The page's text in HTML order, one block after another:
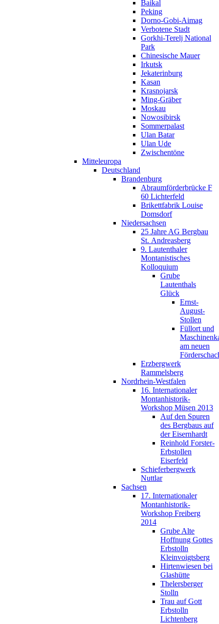
Baikal
Peking
Dorno-Gobi-Aimag
Verbotene Stadt
Gorkhi-Terelj National
Park
Chinesische Mauer
Irkutsk
Jekaterinburg
Kasan
Krasnojarsk
Ming-Gräber
Moskau
Nowosibirsk
Sommerpalast
Ulan Batar
Ulan Ude
Zwischentöne
Mitteleuropa
Deutschland
Brandenburg
Abraumförderbrücke F
60 Lichterfeld
Brikettfabrik Louise
Domsdorf
Niedersachsen
25 Jahre AG Bergbau
St. Andreasberg
9. Lautenthaler
Montanistisches
Kolloquium
Grube
Lautenthals
Glück
Ernst-
August-
Stollen
Füllort und
am neuen
Erzbergwerk
Rammelsberg
Nordrhein-Westfalen
16. Internationaler
Montanhistorik-
Workshop Müsen 2013
Auf den Spuren
des Bergbaus auf
der Eisernhardt
Reinhold Forster-
Erbstollen
Eiserfeld
Schieferbergwerk
Nuttlar
Sachsen
17. Internationaler
Montanhistorik-
Workshop Freiberg
2014
Grube Alte
Hoffnung Gottes
Erbstolln
Kleinvoigtsberg
Hirtenwiesen bei
Glashütte
Thelersberger
Stolln
Trau auf Gott
Erbstolln
Lichtenberg